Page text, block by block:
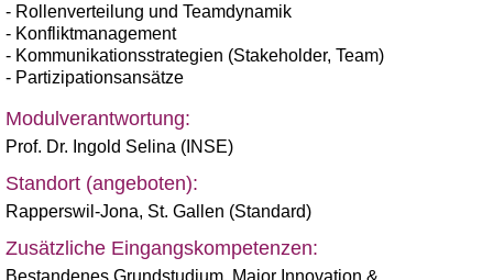
- Rollenverteilung und Teamdynamik
- Konfliktmanagement
- Kommunikationsstrategien (Stakeholder, Team)
- Partizipationsansätze
Modulverantwortung:
Prof. Dr. Ingold Selina (INSE)
Standort (angeboten):
Rapperswil-Jona, St. Gallen (Standard)
Zusätzliche Eingangskompetenzen:
Bestandenes Grundstudium, Major Innovation &